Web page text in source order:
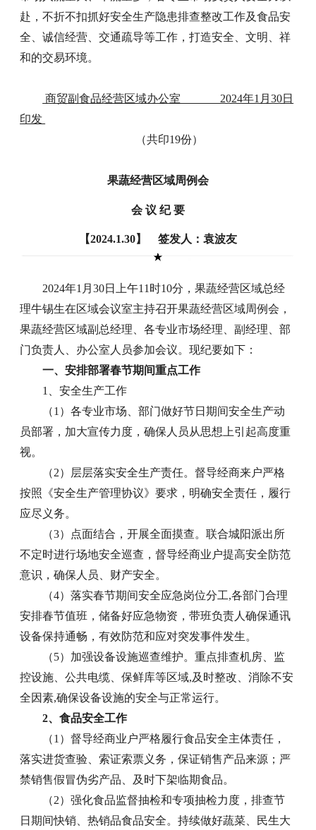
赴，不折不扣抓好安全生产隐患排查整改工作及食品安
全、诚信经营、交通疏导等工作，打造安全、文明、祥
和的交易环境。
商贸副食品经营区域办公室 2024年1月30日
印发
（共印19份）
果蔬经营区域周例会
会 议 纪 要
【2024.1.30】 签发人：袁波友
2024年1月30日上午11时10分，果蔬经营区域总经
理牛锡生在区域会议室主持召开果蔬经营区域周例会，
果蔬经营区域副总经理、各专业市场经理、副经理、部
门负责人、办公室人员参加会议。现纪要如下：
一、安排部署春节期间重点工作
1、安全生产工作
（1）各专业市场、部门做好节日期间安全生产动
员部署，加大宣传力度，确保人员从思想上引起高度重
视。
（2）层层落实安全生产责任。督导经商来户严格
按照《安全生产管理协议》要求，明确安全责任，履行
应尽义务。
（3）点面结合，开展全面摸查。联合城阳派出所
不定时进行场地安全巡查，督导经商业户提高安全防范
意识，确保人员、财产安全。
（4）落实春节期间安全应急岗位分工,各部门合理
安排春节值班，储备好应急物资，带班负责人确保通讯
设备保持通畅，有效防范和应对突发事件发生。
（5）加强设备设施巡查维护。重点排查机房、监
控设施、公共电缆、保鲜库等区域,及时整改、消除不安
全因素,确保设备设施的安全与正常运行。
2、食品安全工作
（1）督导经商业户严格履行食品安全主体责任，
落实进货查验、索证索票义务，保证销售产品来源；严
禁销售假冒伪劣产品、及时下架临期食品。
（2）强化食品监督抽检和专项抽检力度，排查节
日期间快销、热销品食品安全。持续做好蔬菜、民生大